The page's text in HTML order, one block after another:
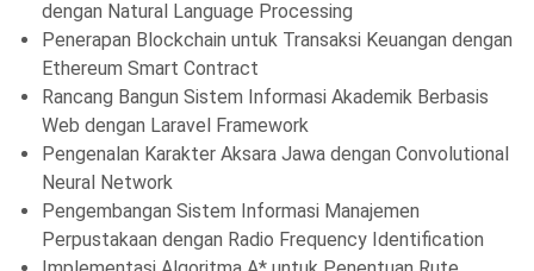
dengan Natural Language Processing
Penerapan Blockchain untuk Transaksi Keuangan dengan
Ethereum Smart Contract
Rancang Bangun Sistem Informasi Akademik Berbasis
Web dengan Laravel Framework
Pengenalan Karakter Aksara Jawa dengan Convolutional
Neural Network
Pengembangan Sistem Informasi Manajemen
Perpustakaan dengan Radio Frequency Identification